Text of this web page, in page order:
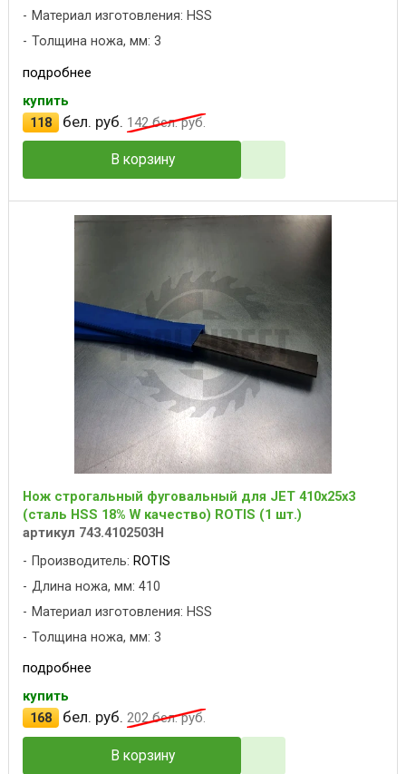
Материал изготовления: HSS
Толщина ножа, мм: 3
подробнее
купить
118
бел. руб. 142бел. руб.
В корзину
Нож строгальный фуговальный для JET 410x25x3
(сталь HSS 18% W качество) ROTIS (1 шт.)
артикул 743.4102503H
Производитель: ROTIS
Длина ножа, мм: 410
Материал изготовления: HSS
Толщина ножа, мм: 3
подробнее
купить
168
бел. руб. 202бел. руб.
В корзину